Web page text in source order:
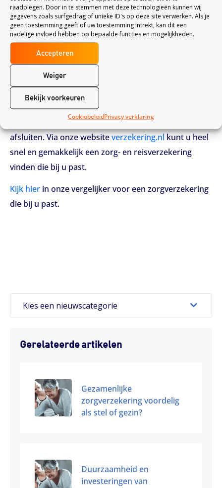
raadplegen. Door in te stemmen met deze technologieën kunnen wij
gegevens zoals surfgedrag of unieke ID's op deze site verwerken. Als je
geen toestemming geeft of uw toestemming intrekt, kan dit een
nadelige invloed hebben op bepaalde functies en mogelijkheden.
Accepteren
Weiger
Bekijk voorkeuren
CookiebeleidPrivacy verklaring
reisverzekering te bellen vanuit het buitenland. Die
geven u ook tips naar welke spoedeisende hulp of
huisarts u het beste kunt gaan.
De basisverzekering vergoedt spoedeisende hulp in
het buitenland tot maximaal het in Nederland
geldende tarief. Maar als u op vakantie gaat naar een
land met dure gezondheidszorg, kunt u het beste een
aanvullende zorgverzekering een reisverzekering
afsluiten. Via onze websiteverzekering.nlkunt u heel
snel en gemakkelijk een zorg- en reisverzekering
vinden die bij u past.
Kijk hier in onze vergelijker voor een zorgverzekering
die bij u past.
Kies een nieuwscategorie
Gerelateerde artikelen
Gezamenlijke
zorgverzekering voordelig
als stel of gezin?
Duurzaamheid en
investeringen van